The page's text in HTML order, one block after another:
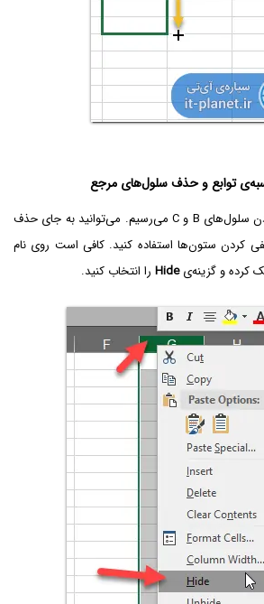
توابع و حذف سلول‌های مرجع
اکنون به مرحله‌ی حذف کردن سلول‌های B و C می‌رسیم. می‌توانید به جای حذف
کردن ستون‌ها استفاده کنید. کافی است روی نام
کرده و گزینه‌یHide را انتخاب کنید.